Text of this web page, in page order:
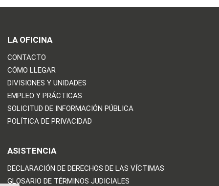
LA OFICINA
CONTACTO
CÓMO LLEGAR
DIVISIONES Y UNIDADES
EMPLEO Y PRÁCTICAS
SOLICITUD DE INFORMACIÓN PÚBLICA
POLÍTICA DE PRIVACIDAD
ASISTENCIA
DECLARACIÓN DE DERECHOS DE LAS VÍCTIMAS
GLOSARIO DE TÉRMINOS JUDICIALES